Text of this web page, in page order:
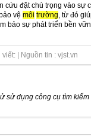
cứu đặt chú trọng vào sự
vệ môi trường, từ đó
bảo sự phát triển bền
| Nguồn tin : vjst.vn
sử dụng công cụ tìm